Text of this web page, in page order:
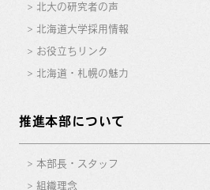
北大の研究者の声
北海道大学採用情報
お役立ちリンク
北海道・札幌の魅力
推進本部について
本部長・スタッフ
組織理念